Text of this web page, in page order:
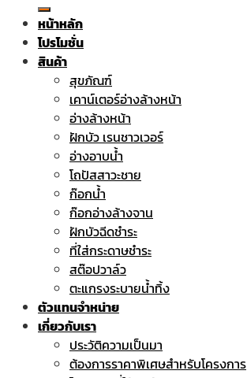
หน้าหลัก
โปรโมชั่น
สินค้า
สุขภัณฑ์
เคาน์เตอร์อ่างล้างหน้า
อ่างล้างหน้า
ฝักบัว เรนชาวเวอร์
อ่างอาบน้ำ
โถปัสสาวะชาย
ก๊อกน้ำ
ก๊อกอ่างล้างจาน
ฝักบัวฉีดชำระ
ที่ใส่กระดาษชำระ
สต๊อปวาล์ว
ตะแกรงระบายน้ำทิ้ง
ตัวแทนจำหน่าย
เกี่ยวกับเรา
ประวัติความเป็นมา
ต้องการราคาพิเศษสำหรับโครงการ